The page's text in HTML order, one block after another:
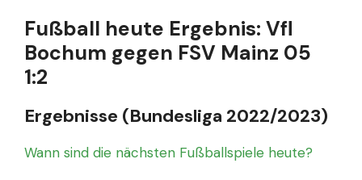
Fußball heute Ergebnis: Vfl
Bochum gegen FSV Mainz 05
1:2
Ergebnisse (Bundesliga 2022/2023)
Wann sind die nächsten Fußballspiele heute?